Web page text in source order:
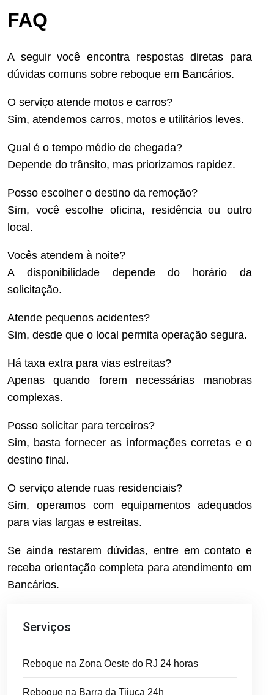
Serviços
Reboque na Zona Oeste do RJ 24 horas
Reboque na Barra da Tijuca 24h
FAQ
A seguir você encontra respostas diretas para
dúvidas comuns sobre reboque em Bancários.
O serviço atende motos e carros?
Sim, atendemos carros, motos e utilitários leves.
Qual é o tempo médio de chegada?
Depende do trânsito, mas priorizamos rapidez.
Posso escolher o destino da remoção?
Sim, você escolhe oficina, residência ou outro
local.
Vocês atendem à noite?
A disponibilidade depende do horário da
solicitação.
Atende pequenos acidentes?
Sim, desde que o local permita operação segura.
Há taxa extra para vias estreitas?
Apenas quando forem necessárias manobras
complexas.
Posso solicitar para terceiros?
Sim, basta fornecer as informações corretas e o
destino final.
O serviço atende ruas residenciais?
Sim, operamos com equipamentos adequados
para vias largas e estreitas.
Se ainda restarem dúvidas, entre em contato e
receba orientação completa para atendimento em
Bancários.